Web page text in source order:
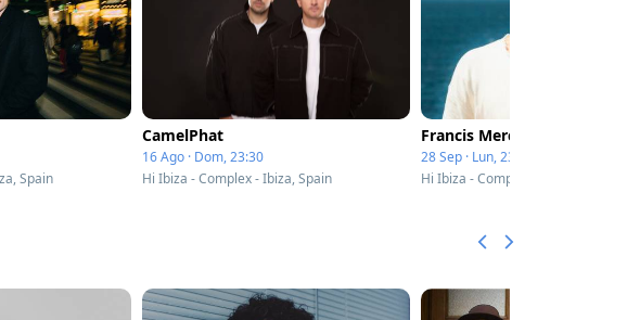
Spain
CamelPhat
16 Ago · Dom, 23:30
Hi Ibiza - Complex - Ibiza, Spain
Francis Mercier
28 Sep · Lun, 23:30
Hi Ibiza - Complex - Ibiza, Spain